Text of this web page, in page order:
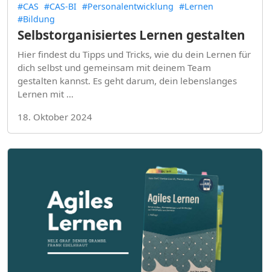
#CAS #CAS-BI #Personalentwicklung #Lernen
#Bildung
Selbstorganisiertes Lernen gestalten
Hier findest du Tipps und Tricks, wie du dein Lernen für
dich selbst und gemeinsam mit deinem Team
gestalten kannst. Es geht darum, dein lebenslanges
Lernen mit …
18. Oktober 2024